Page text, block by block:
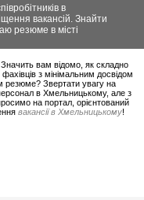
в
вакансій. Знайти
резюме в місті
вам відомо, як складно
фахівців з мінімальним досвідом
резюме? Звертати увагу на
в Хмельницькому, але з
на портал, орієнтований
вакансії в Хмельницькому!